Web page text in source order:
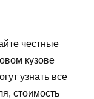
честные
кузове
узнать все
стоимость